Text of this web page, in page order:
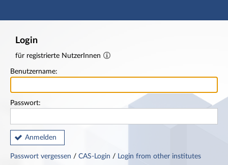
Hauptnavigation
Login
für registrierte NutzerInnen
Benutzername:
Passwort:
Anmelden
Passwort vergessen / CAS-Login / Login from other institutes